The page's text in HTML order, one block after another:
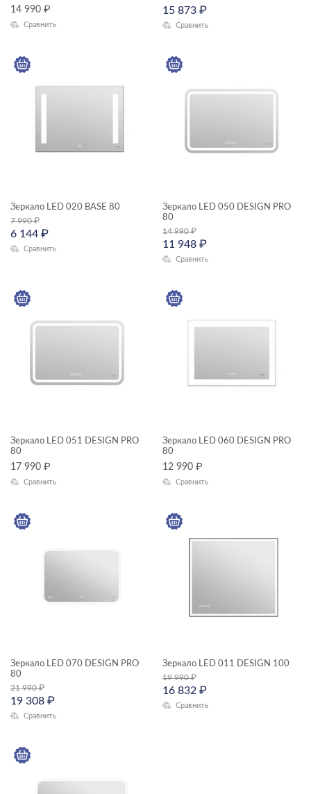
14 990 ₽
Сравнить
15 873 ₽
Сравнить
Зеркало LED 020 BASE 80
7 990₽
6 144 ₽
Сравнить
Зеркало LED 050 DESIGN PRO
80
14 990₽
11 948 ₽
Сравнить
Зеркало LED 051 DESIGN PRO
80
17 990 ₽
Сравнить
Зеркало LED 060 DESIGN PRO
80
12 990 ₽
Сравнить
Зеркало LED 070 DESIGN PRO
80
21 990₽
19 308 ₽
Сравнить
Зеркало LED 011 DESIGN 100
19 990₽
16 832 ₽
Сравнить